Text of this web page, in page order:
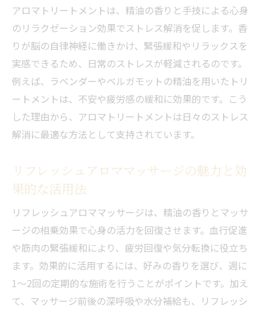
底解説
アロマトリートメントで叶えるストレス解消術
自宅でできるアロマトリートメントの基本
手順
ストレス解消に役立つアロマポーションの
選び方
リフレッシュアロママッサージで心も体も
アロマトリートメントの香りの効果を最大
限に活かすコツ
日常生活に溶け込むアロマトリートメント
活用術
アロマポーションで感じる深い癒しの時間
香りの力でリフレッシュアロママッサージ体験
リフレッシュアロママッサージの具体的な
流れと効果
アロマトリートメントは、精油の香りと手技による心身
のリラクゼーション効果でストレス解消を促します。香
りが脳の自律神経に働きかけ、緊張緩和やリラックスを
実感できるため、日常のストレスが軽減されるのです。
例えば、ラベンダーやベルガモットの精油を用いたトリ
ートメントは、不安や疲労感の緩和に効果的です。こう
した理由から、アロマトリートメントは日々のストレス
解消に最適な方法として支持されています。
リフレッシュアロママッサージの魅力と効
果的な活用法
リフレッシュアロママッサージは、精油の香りとマッサ
ージの相乗効果で心身の活力を回復させます。血行促進
や筋肉の緊張緩和により、疲労回復や気分転換に役立ち
ます。効果的に活用するには、好みの香りを選び、週に
1〜2回の定期的な施術を行うことがポイントです。加え
て、マッサージ前後の深呼吸や水分補給も、リフレッシ